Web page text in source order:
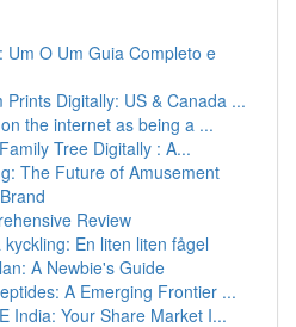
Um O Um Guia Completo e
Digitally: US & Canada ...
the internet as being a ...
Tree Digitally : A...
The Future of Amusement
Review
En liten liten fågel
A Newbie's Guide
A Emerging Frontier ...
India: Your Share Market I...